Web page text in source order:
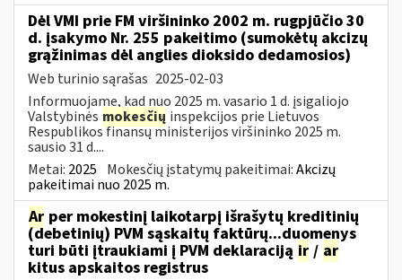
Dėl VMI prie FM viršininko 2002 m. rugpjūčio 30
d. įsakymo Nr. 255 pakeitimo (sumokėtų akcizų
grąžinimas dėl anglies dioksido dedamosios)
Web turinio sąrašas 2025-02-03
Informuojame, kad nuo 2025 m. vasario 1 d. įsigaliojo
Valstybinės mokesčių inspekcijos prie Lietuvos
Respublikos finansų ministerijos viršininko 2025 m.
sausio 31 d....
Metai: 2025 Mokesčių įstatymų pakeitimai:Akcizų
pakeitimai nuo 2025 m.
Ar per mokestinį laikotarpį išrašytų kreditinių
(debetinių) PVM sąskaitų faktūrų...duomenys
turi būti įtraukiami į PVM deklaraciją ir / ar
kitus apskaitos registrus